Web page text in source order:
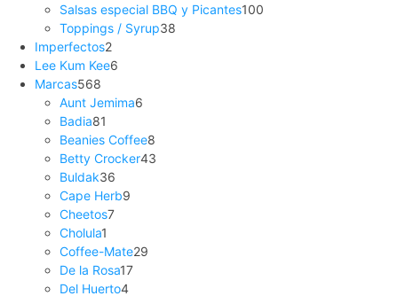
Salsas especial BBQ y Picantes100
Toppings / Syrup38
Imperfectos2
Lee Kum Kee6
Marcas568
Aunt Jemima6
Badia81
Beanies Coffee8
Betty Crocker43
Buldak36
Cape Herb9
Cheetos7
Cholula1
Coffee-Mate29
De la Rosa17
Del Huerto4